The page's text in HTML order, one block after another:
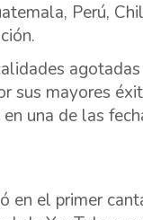
Perú,
sus mayores
una de las
en el primer